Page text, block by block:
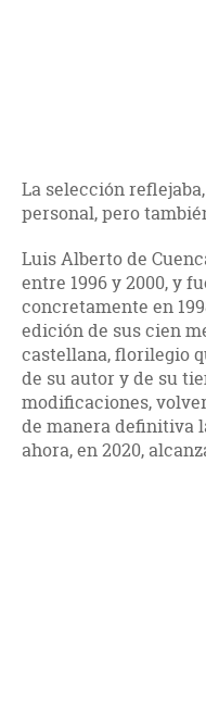
La selección
personal, pero
Luis Alberto de
entre 1996 y 2000, y
concretamente en
edición de sus cien
castellana, florilegio
de su autor y de su
modificaciones,
de manera definitiva
ahora, en 2020,